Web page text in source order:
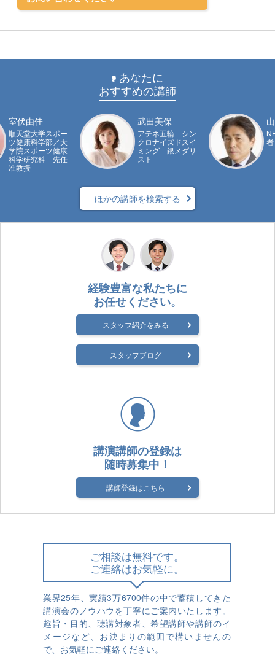
あなたに
おすすめの講師
室伏由佳
順天堂大学スポー
ツ健康科学部／大
学院スポーツ健康
科学研究科 先任
准教授
武田美保
アテネ五輪 シン
クロナイズドスイ
ミング 銀メダリ
スト
者
ほかの講師を検索する
経験豊富な私たちに
お任せください。
スタッフ紹介をみる
スタッフブログ
講演講師の登録は
随時募集中！
講師登録はこちら
ご相談は無料です。
ご連絡はお気軽に。
業界25年、実績3万6700件の中で蓄積してきた
講演会のノウハウを丁寧にご案内いたします。
趣旨・目的、聴講対象者、希望講師や講師のイ
メージなど、お決まりの範囲で構いませんの
で、お気軽にご連絡ください。